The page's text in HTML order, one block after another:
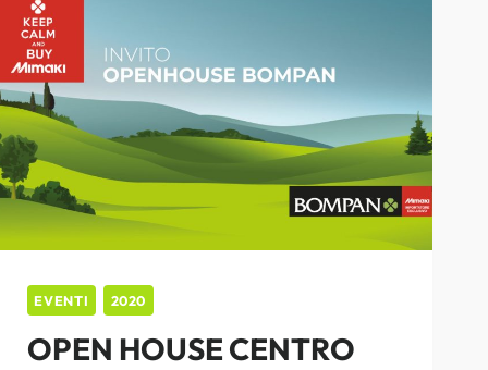
GALLERY
DI
AVELLINO
EVENTI 2020
OPEN HOUSE CENTRO